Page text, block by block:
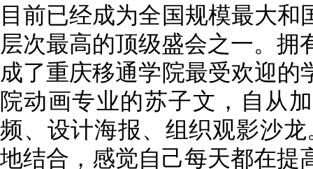
目前已经成为全国规模最大
层次最高的顶级盛会之一。拥
成了重庆移通学院最受欢迎
院动画专业的苏子文，自从
频、设计海报、组织观影沙
地结合，感觉自己每天都在提